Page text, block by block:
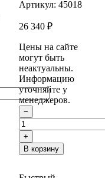
Артикул: 45018
26 340 ₽
Цены на сайте
могут быть
неактуальны.
Информацию
уточняйте у
менеджеров.
−
+
В корзину